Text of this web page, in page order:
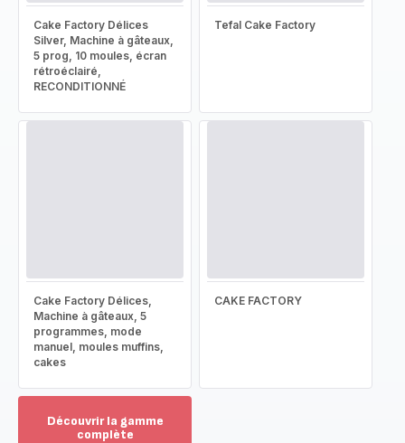
Cake Factory Délices
Silver, Machine à gâteaux,
5 prog, 10 moules, écran
rétroéclairé,
RECONDITIONNÉ
Tefal Cake Factory
Cake Factory Délices,
Machine à gâteaux, 5
programmes, mode
manuel, moules muffins,
cakes
CAKE FACTORY
Découvrir la gamme
complète